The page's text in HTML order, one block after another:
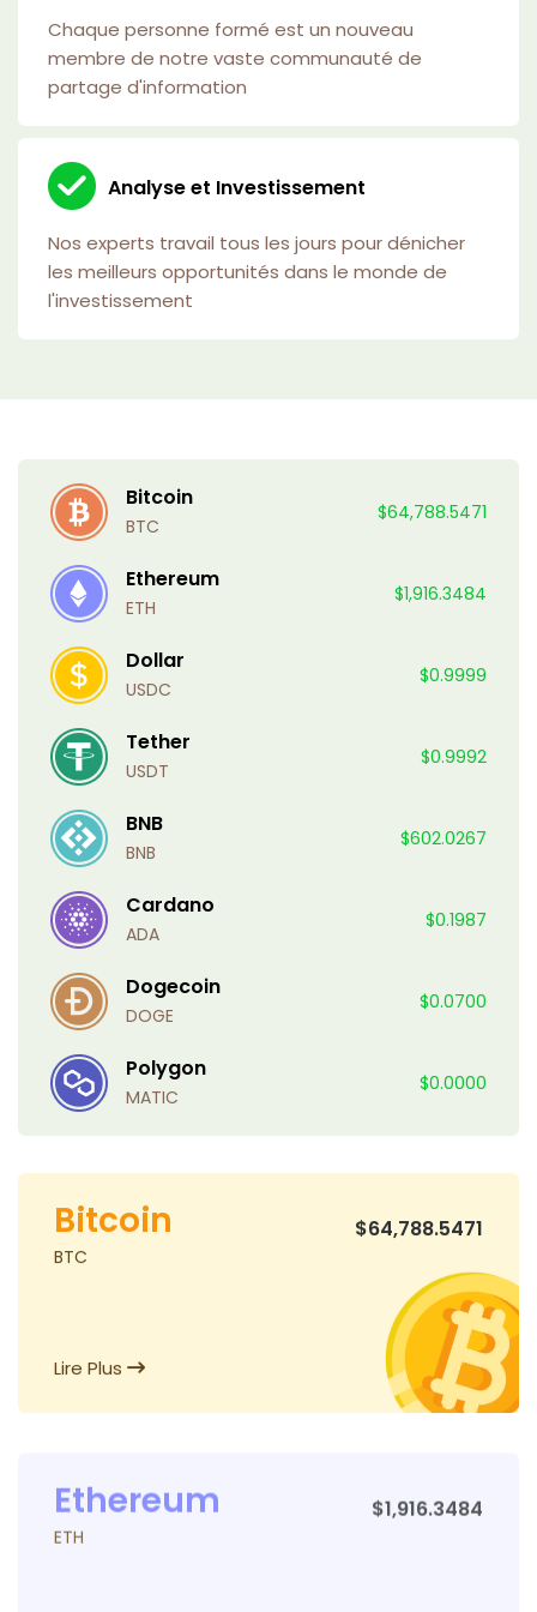
Chaque personne formé est un nouveau
membre de notre vaste communauté de
partage d'information
Analyse et Investissement
Nos experts travail tous les jours pour dénicher
les meilleurs opportunités dans le monde de
l'investissement
Bitcoin
BTC
$64,788.5471
Ethereum
ETH
$1,916.3484
Dollar
USDC
$0.9999
Tether
USDT
$0.9992
BNB
BNB
$602.0267
Cardano
ADA
$0.1987
Dogecoin
DOGE
$0.0700
Polygon
MATIC
$0.0000
Bitcoin
BTC
$64,788.5471
Lire Plus
Ethereum
ETH
$1,916.3484